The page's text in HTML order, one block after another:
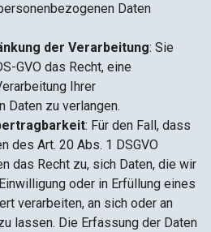
Daten
der Verarbeitung: Sie
GVO das Recht, eine
Ihrer
Daten zu verlangen.
: Für den Fall, dass
des Art. 20 Abs. 1 DSGVO
das Recht zu, sich Daten, die wir
oder in Erfüllung eines
verarbeiten, an sich oder an
lassen. Die Erfassung der Daten